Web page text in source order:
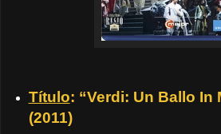
Título: “Verdi: Un Ballo In
(2011)